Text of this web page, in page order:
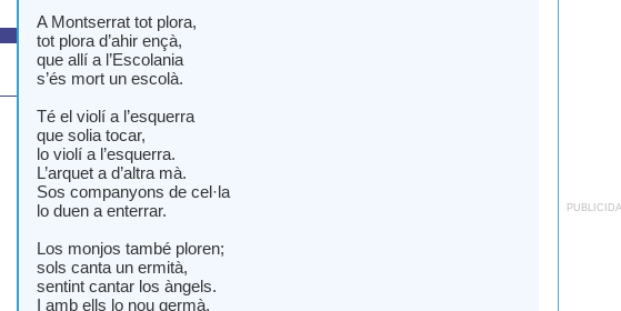
A Montserrat tot plora,
tot plora d’ahir ençà,
que allí a l’Escolania
s’és mort un escolà.
Té el violí a l’esquerra
que solia tocar,
lo violí a l’esquerra.
L’arquet a d’altra mà.
Sos companyons de cel·la
lo duen a enterrar.
Los monjos també ploren;
sols canta un ermità,
sentint cantar los àngels.
I amb ells lo nou germà,